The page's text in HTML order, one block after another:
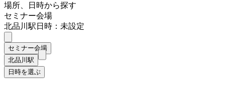
場所、日時から探す
セミナー会場
北品川駅日時：未設定
セミナー会場
北品川駅
日時を選ぶ